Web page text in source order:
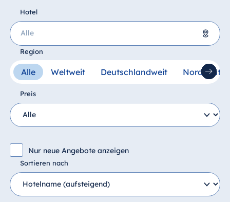
Seehotel
Timmendorfer
Strand
TitiseeHotel
Titisee-Neustadt
Strandhotel
Travemünde
Hotel Ulm
Star-Apart Hansa
Hotel Wiesbaden
Hotel Würzburg
Ägypten
Hotel
Maritim Hotel-Reisedienst
Mauritius
Malta
Antonine Hotel & Spa Malta
Region
Alle Weltweit Deutschlandweit
Preis
Nur neue Angebote anzeigen
Sortieren nach